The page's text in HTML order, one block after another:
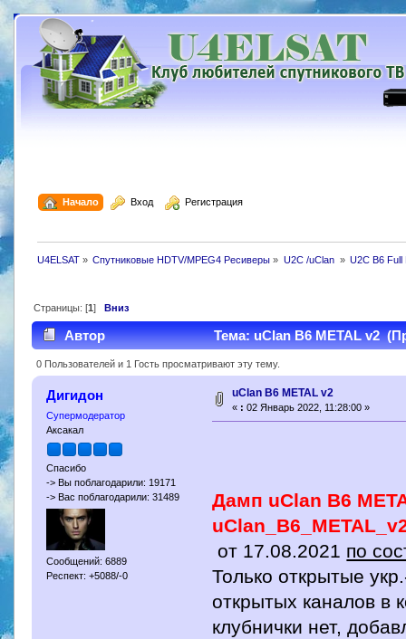
Начало Вход Регистрация
U4ELSAT» Спутниковые HDTV/MPEG4 Ресиверы » U2C /uClan » U2C B6 Full
Страницы: [1] Вниз
Автор Тема: uClan B6 METAL v2
0 Пользователей и 1 Гость просматривают эту тему.
Дигидон
Супермодератор
Аксакал
Спасибо
-> Вы поблагодарили: 19171
-> Вас поблагодарили: 31489
Сообщений: 6889
Респект: +5088/-0
uClan B6 METAL v2
« : 02 Январь 2022, 11:28:00 »
Дамп uClan B6
от 17.08.2021 по
Только открытые
открытых каналов в
клубнички нет,